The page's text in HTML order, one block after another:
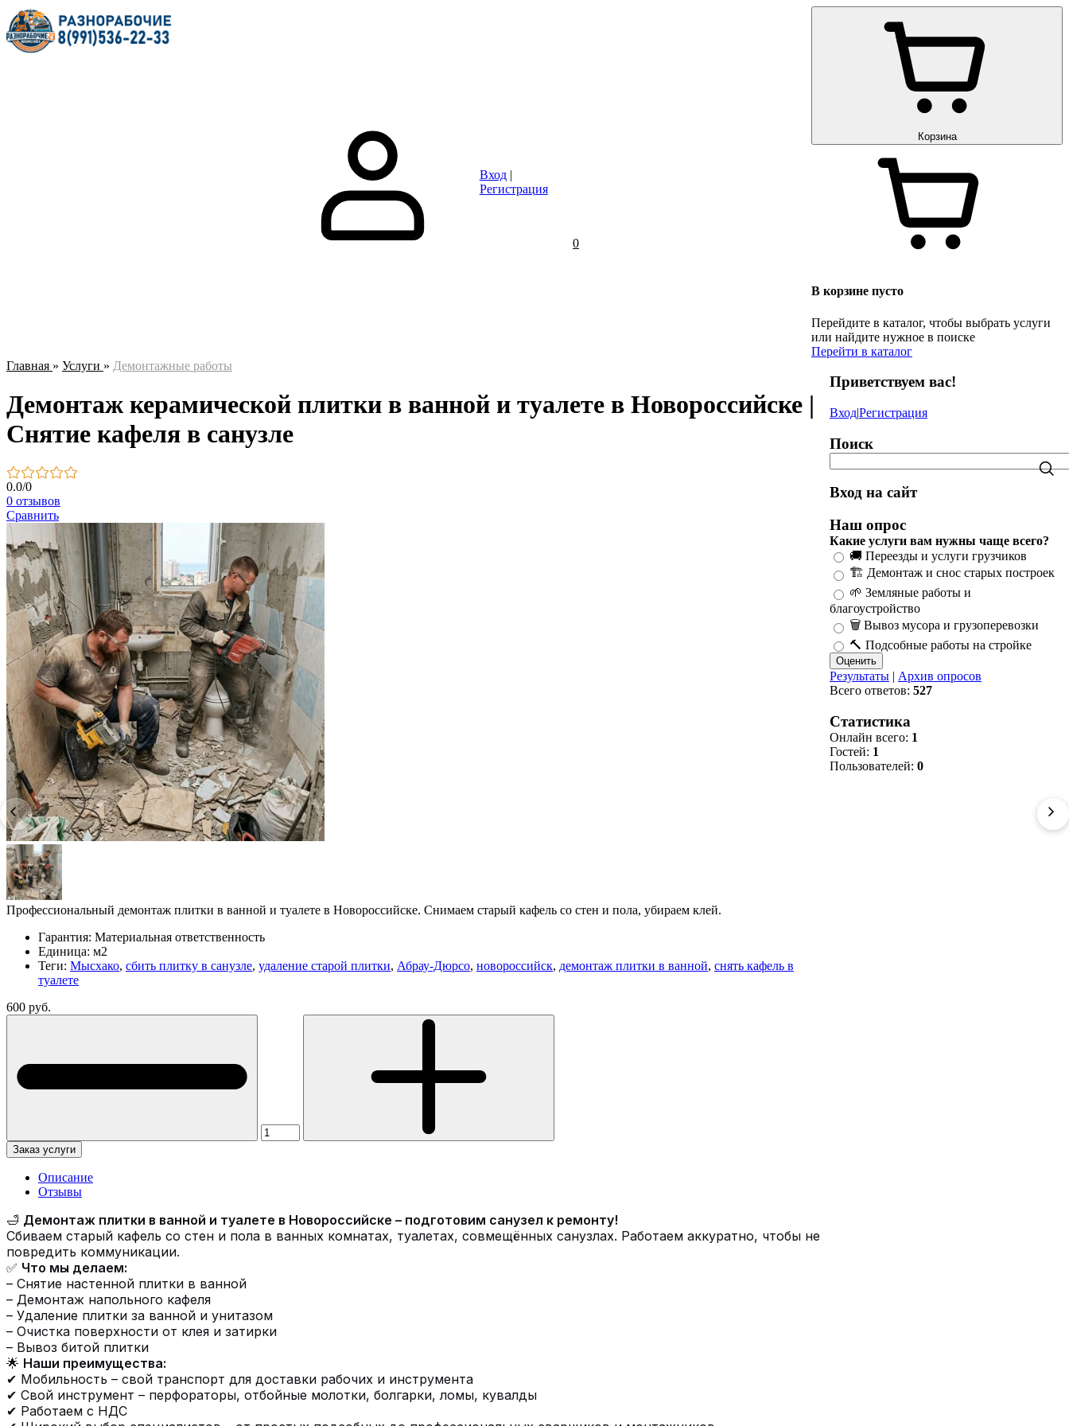
Вход|
Регистрация
0
Корзина
В корзине пусто
Перейдите в каталог, чтобы выбрать услуги
или найдите нужное в поиске
Перейти в каталог
Главная » Услуги » Демонтажные работы
Демонтаж керамической плитки в ванной и туалете в Новороссийске |
Снятие кафеля в санузле
0.0/0
0 отзывов
Сравнить
Профессиональный демонтаж плитки в ванной и туалете в Новороссийске. Снимаем старый кафель со стен и пола, убираем клей.
Гарантия: Материальная ответственность
Единица: м2
Теги: Мысхако, сбить плитку в санузле, удаление старой плитки, Абрау-Дюрсо, новороссийск, демонтаж плитки в ванной, снять кафель в
туалете
600 руб.
Заказ услуги
Описание
Отзывы
🛁 Демонтаж плитки в ванной и туалете в Новороссийске – подготовим санузел к ремонту!
Сбиваем старый кафель со стен и пола в ванных комнатах, туалетах, совмещённых санузлах. Работаем аккуратно, чтобы не
повредить коммуникации.
✅ Что мы делаем:
– Снятие настенной плитки в ванной
– Демонтаж напольного кафеля
– Удаление плитки за ванной и унитазом
– Очистка поверхности от клея и затирки
– Вывоз битой плитки
🌟 Наши преимущества:
✔ Мобильность – свой транспорт для доставки рабочих и инструмента
✔ Свой инструмент – перфораторы, отбойные молотки, болгарки, ломы, кувалды
✔ Работаем с НДС
Приветствуем вас!
Вход|Регистрация
Поиск
Вход на сайт
Наш опрос
Какие услуги вам нужны чаще всего?
🚚 Переезды и услуги грузчиков
🏗️ Демонтаж и снос старых построек
🌱 Земляные работы и
благоустройство
🗑️ Вывоз мусора и грузоперевозки
🔨 Подсобные работы на стройке
Результаты | Архив опросов
Всего ответов: 527
Статистика
Онлайн всего: 1
Гостей: 1
Пользователей: 0